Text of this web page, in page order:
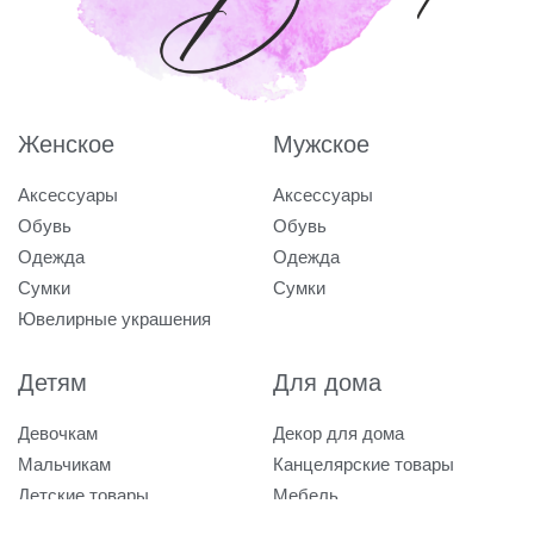
Женское
Аксессуары
Обувь
Одежда
Сумки
Ювелирные украшения
Мужское
Аксессуары
Обувь
Одежда
Сумки
Детям
Девочкам
Мальчикам
Детские товары
Для дома
Декор для дома
Канцелярские товары
Мебель